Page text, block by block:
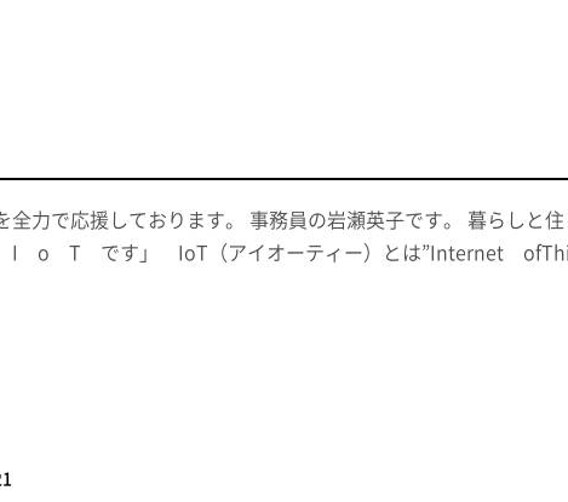
全力で応援しております。 事務員の岩瀬英子です。 暮らしと
I o T です」 IoT（アイオーティー）とは”Internet